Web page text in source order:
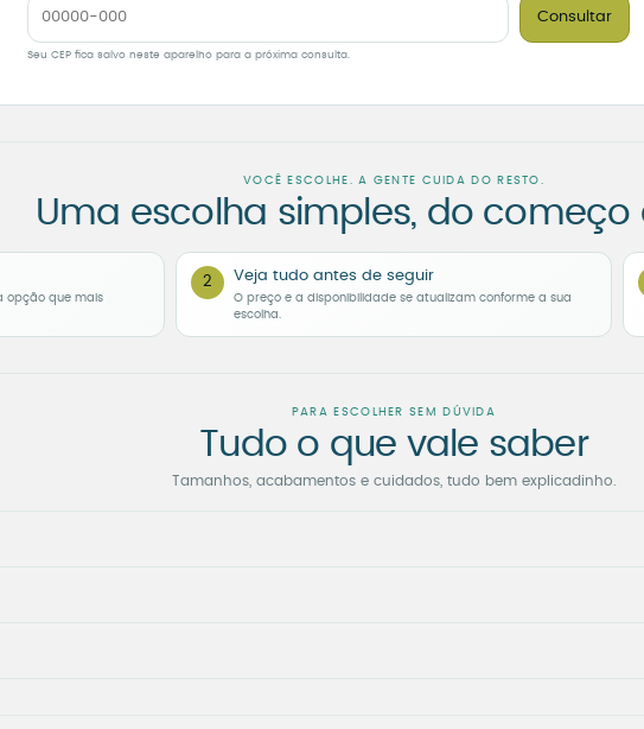
Consultar
Seu CEP fica salvo neste aparelho para a próxima consulta.
VOCÊ ESCOLHE. A GENTE CUIDA DO RESTO.
Uma escolha simples, do começo
opção que mais
2 Veja tudo antes de seguir
O preço e a disponibilidade se atualizam conforme a sua
escolha.
PARA ESCOLHER SEM DÚVIDA
Tudo o que vale saber
Tamanhos, acabamentos e cuidados, tudo bem explicadinho.